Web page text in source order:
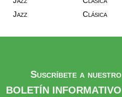
Jazz Clásica
Suscríbete a nuestro
BOLETÍN INFORMATIVO